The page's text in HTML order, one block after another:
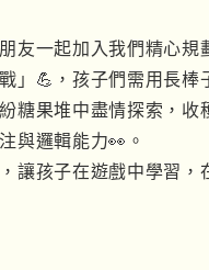
友一起加入我們精心規
」 💪 ，孩子們需用長
紛糖果堆中盡情探索，收
與邏輯能力👀 。
讓孩子在遊戲中學習，